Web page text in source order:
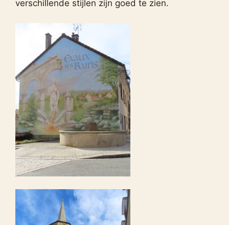
verschillende stijlen zijn goed te zien.